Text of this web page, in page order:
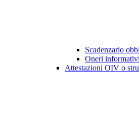
Scadenzario
Oneri
Attestazioni OIV o